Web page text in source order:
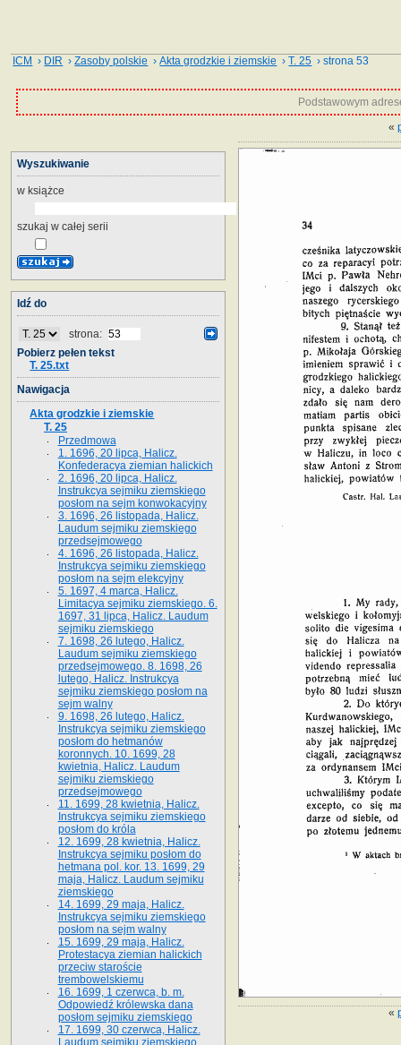
ICM › DIR ›Zasoby polskie ›Akta grodzkie i ziemskie ›T. 25 › strona 53
Podstawowym
«
«
Wyszukiwanie
w książce
szukaj w całej serii
Idź do
strona:
Pobierz pełen tekst
T. 25.txt
Nawigacja
Akta grodzkie i ziemskie
T. 25
Przedmowa
1. 1696, 20 lipca, Halicz.
Konfederacya ziemian halickich
2. 1696, 20 lipca, Halicz.
Instrukcya sejmiku ziemskiego
posłom na sejm konwokacyjny
3. 1696, 26 listopada, Halicz.
Laudum sejmiku ziemskiego
przedsejmowego
4. 1696, 26 listopada, Halicz.
Instrukcya sejmiku ziemskiego
posłom na sejm elekcyjny
5. 1697, 4 marca, Halicz.
Limitacya sejmiku ziemskiego. 6.
1697, 31 lipca, Halicz. Laudum
sejmiku ziemskiego
7. 1698, 26 lutego, Halicz.
Laudum sejmiku ziemskiego
przedsejmowego. 8. 1698, 26
lutego, Halicz. Instrukcya
sejmiku ziemskiego posłom na
sejm walny
9. 1698, 26 lutego, Halicz.
Instrukcya sejmiku ziemskiego
posłom do hetmanów
koronnych. 10. 1699, 28
kwietnia, Halicz. Laudum
sejmiku ziemskiego
przedsejmowego
11. 1699, 28 kwietnia, Halicz.
Instrukcya sejmiku ziemskiego
posłom do króla
12. 1699, 28 kwietnia, Halicz.
Instrukcya sejmiku posłom do
hetmana pol. kor. 13. 1699, 29
maja, Halicz. Laudum sejmiku
ziemskiego
14. 1699, 29 maja, Halicz.
Instrukcya sejmiku ziemskiego
posłom na sejm walny
15. 1699, 29 maja, Halicz.
Protestacya ziemian halickich
przeciw staroście
trembowelskiemu
16. 1699, 1 czerwca, b. m.
Odpowiedź królewska dana
posłom sejmiku ziemskiego
17. 1699, 30 czerwca, Halicz.
Laudum sejmiku ziemskiego